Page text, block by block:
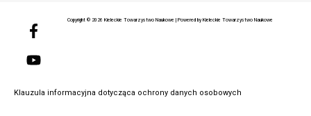
F
a
c
e
o
Y
o
u
t
b
Copyright © 2026 Kieleckie Towarzystwo Naukowe | Powered by Kieleckie Towarzystwo Naukowe
Klauzula informacyjna dotycząca ochrony danych osobowych